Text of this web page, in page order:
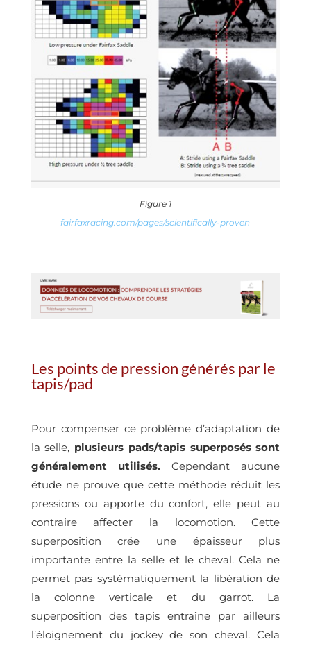
Figure 1
fairfaxracing.com/pages/scientifically-proven
Les points de pression générés par le
tapis/pad
Pour compenser ce problème d’adaptation de
la selle, plusieurs pads/tapis superposés sont
généralement utilisés.Cependant aucune
étude ne prouve que cette méthode réduit les
pressions ou apporte du confort, elle peut au
contraire affecter la locomotion. Cette
superposition crée une épaisseur plus
importante entre la selle et le cheval. Cela ne
permet pas systématiquement la libération de
la colonne verticale et du garrot. La
superposition des tapis entraîne par ailleurs
l’éloignement du jockey de son cheval. Cela